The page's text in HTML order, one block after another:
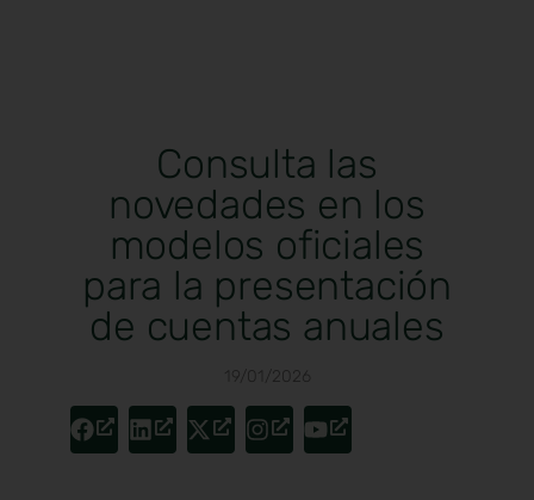
Consulta las
novedades en los
modelos oficiales
para la presentación
de cuentas anuales
19/01/2026